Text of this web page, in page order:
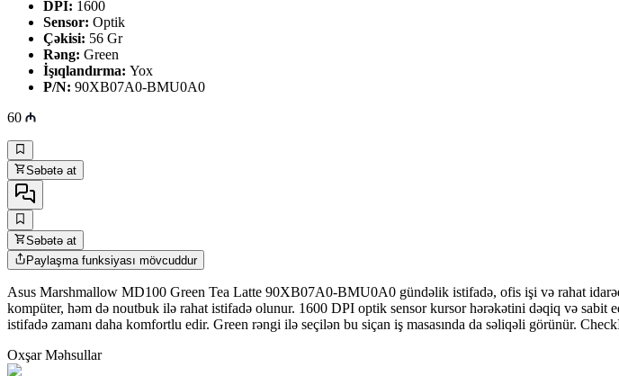
DPI: 1600
Sensor: Optik
Çəkisi: 56 Gr
Rəng: Green
İşıqlandırma: Yox
P/N: 90XB07A0-BMU0A0
60
Səbətə at
Səbətə at
Paylaşma funksiyası mövcuddur
Asus Marshmallow MD100 Green Tea Latte 90XB07A0-BMU0A0 gündəlik istifadə, ofis işi və rahat
kompüter, həm də noutbuk ilə rahat istifadə olunur. 1600 DPI optik sensor kursor hərəkətini dəqiq və
istifadə zamanı daha komfortlu edir. Green rəngi ilə seçilən bu siçan iş masasında da səliqəli görünür.
Oxşar Məhsullar